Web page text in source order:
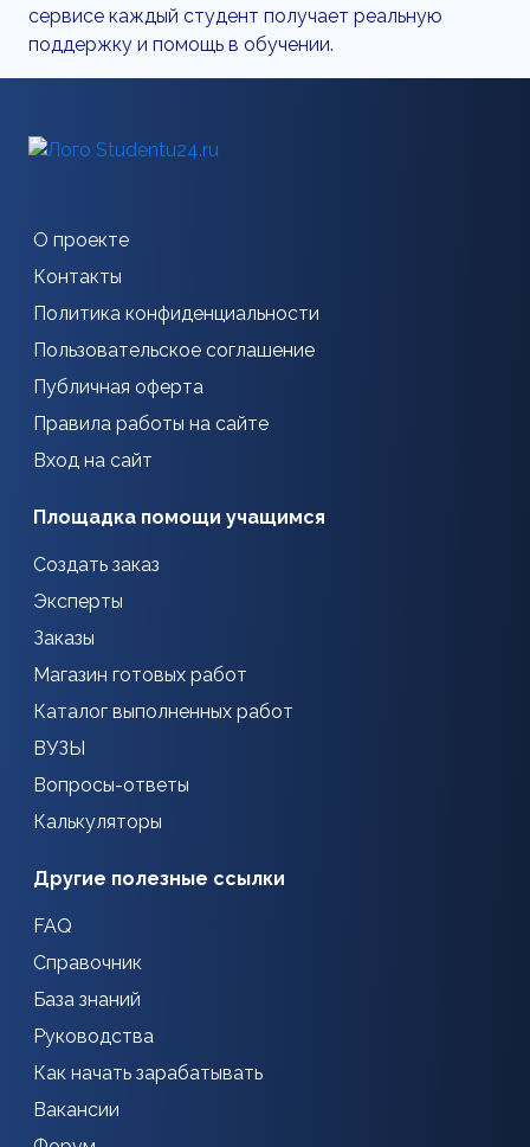
сервисе каждый студент получает реальную
поддержку и помощь в обучении.
О проекте
Контакты
Политика конфиденциальности
Пользовательское соглашение
Публичная оферта
Правила работы на сайте
Вход на сайт
Площадка помощи учащимся
Создать заказ
Эксперты
Заказы
Магазин готовых работ
Каталог выполненных работ
ВУЗЫ
Вопросы-ответы
Калькуляторы
Другие полезные ссылки
FAQ
Справочник
База знаний
Руководства
Как начать зарабатывать
Вакансии